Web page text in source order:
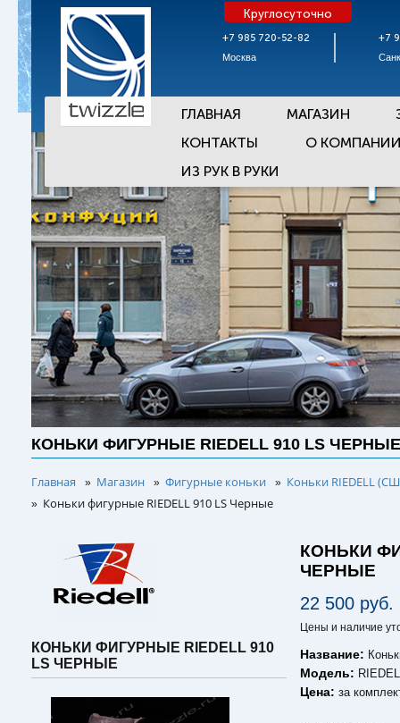
+7 985 720-52-82
Москва
Круглосуточно
+7
ГЛАВНАЯ МАГАЗИН
КОНТАКТЫ
О
ИЗ РУК В РУКИ
КОНЬКИ ФИГУРНЫЕ RIEDELL 910 LS ЧЕРНЫЕ
Главная » Магазин » Фигурные коньки » Коньки RIEDELL
» Коньки фигурные RIEDELL 910 LS Черные
КОНЬКИ ФИГУРНЫЕ RIEDELL 910
LS ЧЕРНЫЕ
КОНЬКИ
ЧЕРНЫЕ
22 500 руб.
Цены и наличие
Название:
Модель:
Цена:за